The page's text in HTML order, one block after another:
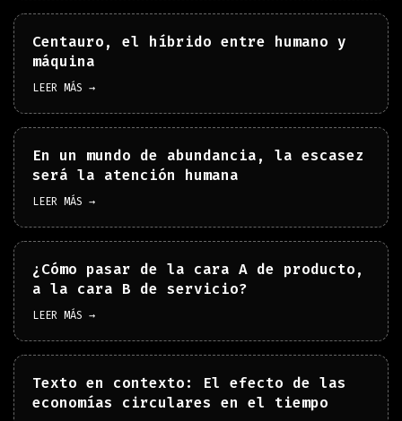
Centauro, el híbrido entre humano y
máquina
LEER MÁS →
En un mundo de abundancia, la escasez
será la atención humana
LEER MÁS →
¿Cómo pasar de la cara A de producto,
a la cara B de servicio?
LEER MÁS →
Texto en contexto: El efecto de las
economías circulares en el tiempo